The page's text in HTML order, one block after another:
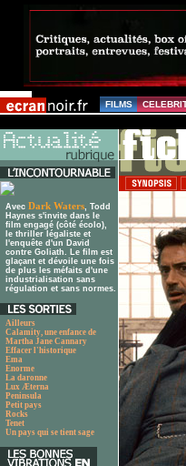
FILMS
Avec Dark Waters, Todd
Haynes s'invite dans le
film engagé (côté écolo),
le thriller légaliste et
l'enquête d'un David
contre Goliath. Le film est
glaçant et dévoile une fois
de plus les méfaits d'une
industrialisation sans
régulation et sans normes.
Ailleurs
Calamity, une enfance de
Martha Jane Cannary
Effacer l'historique
Ema
Enorme
La daronne
Lux Æterna
Peninsula
Petit pays
Rocks
Tenet
Un pays qui se tient sage